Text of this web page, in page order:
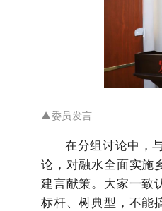
▲委员发言
在分组讨论中，
论，对融水全面实施
建言献策。大家一致
标杆、树典型，不能